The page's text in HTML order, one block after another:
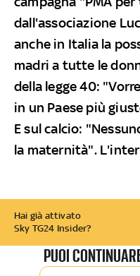
dall'associazione
anche in Italia la
madri a tutte le
della legge 40:
in un Paese più
E sul calcio:
la maternità".
Hai già attivato
Sky TG24 Insider?
PUOI